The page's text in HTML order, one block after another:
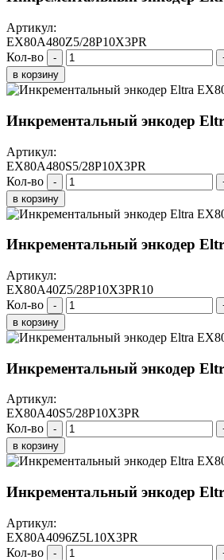
Артикул:
EX80A480Z5/28P10X3PR
Кол-во
-
в корзину
Инкрементальный энкодер
Артикул:
EX80A480S5/28P10X3PR
Кол-во
-
в корзину
Инкрементальный энкодер
Артикул:
EX80A40Z5/28P10X3PR10
Кол-во
-
в корзину
Инкрементальный энкодер
Артикул:
EX80A40S5/28P10X3PR
Кол-во
-
в корзину
Инкрементальный энкодер
Артикул:
EX80A4096Z5L10X3PR
Кол-во
-